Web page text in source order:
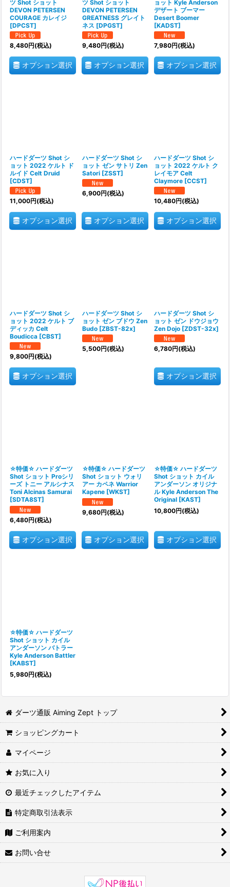
ツ Shot ショット
DEVON PETERSEN
COURAGE カレイジ
[DPCST]
8,480円(税込)
オプション選択
ツ Shot ショット
DEVON PETERSEN
GREATNESS グレイト
ネス [DPGST]
9,480円(税込)
オプション選択
ョット Kyle Anderson
デザート ブーマー
Desert Boomer
[KADST]
7,980円(税込)
オプション選択
ハードダーツ Shot シ
ョット 2022 ケルト ド
ルイド Celt Druid
[CDST]
11,000円(税込)
オプション選択
ハードダーツ Shot シ
ョット ゼン サトリ Zen
Satori [ZSST]
6,900円(税込)
オプション選択
ハードダーツ Shot シ
ョット 2022 ケルト ク
レイモア Celt
Claymore [CCST]
10,480円(税込)
オプション選択
ハードダーツ Shot シ
ョット 2022 ケルト ブ
ディッカ Celt
Boudicca [CBST]
9,800円(税込)
オプション選択
ハードダーツ Shot シ
ョット ゼン ブドウ Zen
Budo [ZBST-82x]
5,500円(税込)
ハードダーツ Shot シ
ョット ゼン ドウジョウ
Zen Dojo [ZDST-32x]
6,780円(税込)
オプション選択
☆特価☆ ハードダーツ
Shot ショット Proシリ
ーズ トニー アルシナス
Toni Alcinas Samurai
[SDTA8ST]
6,480円(税込)
オプション選択
☆特価☆ ハードダーツ
Shot ショット ウォリ
アー カペネ Warrior
Kapene [WKST]
9,680円(税込)
オプション選択
☆特価☆ ハードダーツ
Shot ショット カイル
アンダーソン オリジナ
ル Kyle Anderson The
Original [KAST]
10,800円(税込)
オプション選択
☆特価☆ ハードダーツ
Shot ショット カイル
アンダーソン バトラー
Kyle Anderson Battler
[KABST]
5,980円(税込)
ダーツ通販 Aiming Zept トップ
ショッピングカート
マイページ
お気に入り
最近チェックしたアイテム
特定商取引法表示
ご利用案内
お問い合せ